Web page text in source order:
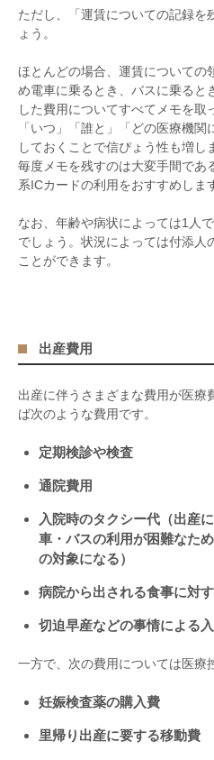
ただし、「運賃についての記録を
ょう。
ほとんどの場合、運賃についての
め電車に乗るとき、バスに乗ると
した費用についてすべてメモを取
「いつ」「誰と」「どの医療機
しておくことで信ぴょう性も増し
毎度メモを残すのは大変手間であ
系ICカードの利用をおすすめしま
なお、年齢や病状によっては1人
でしょう。状況によっては付添人
ことができます。
出産費用
出産に伴うさまざまな費用が医療
ば次のような費用です。
定期検診や検査
通院費用
入院時のタクシー代（出産
車・バスの利用が困難なた
の対象になる）
病院から出される食事に対
切迫早産などの事情による
一方で、次の費用については医療
妊娠検査薬の購入費
里帰り出産に要する移動費